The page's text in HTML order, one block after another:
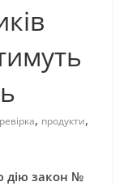
, продукти,
дію закон №